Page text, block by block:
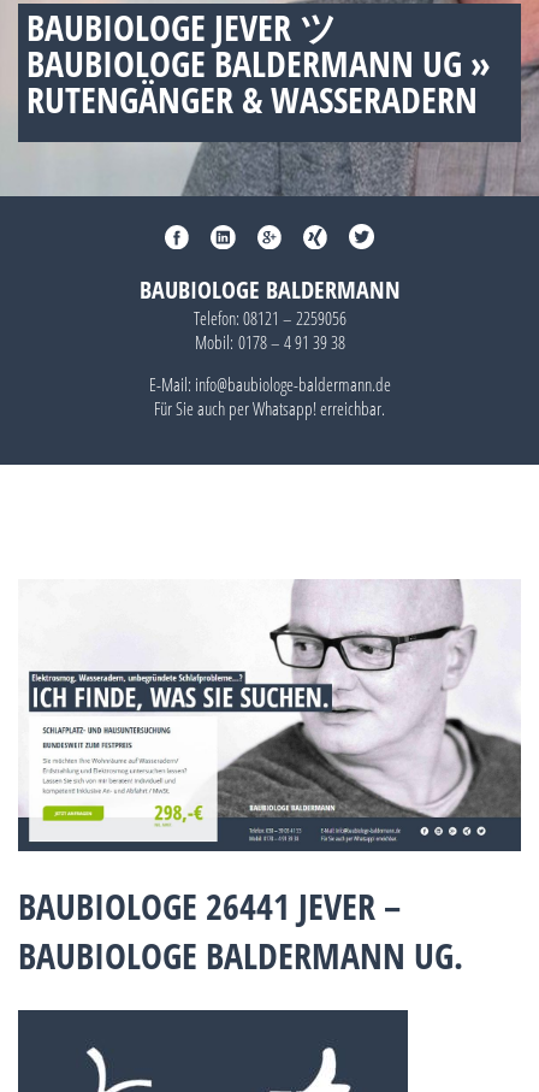
BAUBIOLOGE JEVER ツ
BAUBIOLOGE BALDERMANN UG »
RUTENGÄNGER & WASSERADERN
BAUBIOLOGE BALDERMANN
Telefon: 08121 – 2259056
Mobil: 0178 – 4 91 39 38
E-Mail: info@baubiologe-baldermann.de
Für Sie auch perWhatsapp!erreichbar.
BAUBIOLOGE 26441 JEVER –
BAUBIOLOGE BALDERMANN UG.